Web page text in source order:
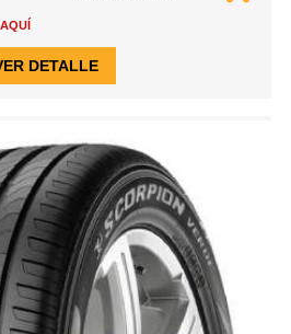
DETALLE